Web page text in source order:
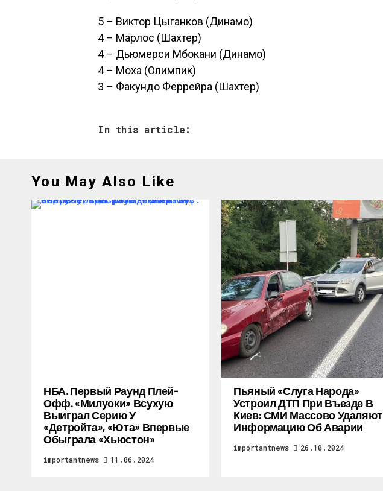
5 – Виктор Цыганков (Динамо)
4 – Марлос (Шахтер)
4 – Дьюмерси Мбокани (Динамо)
4 – Моха (Олимпик)
3 – Факундо Феррейра (Шахтер)
In this article:
You May Also Like
НБА. Первый Раунд Плей-
Офф. «Милуоки» Всухую
Выиграл Серию У
«Детройта», «Юта» Впервые
Обыграла «Хьюстон»
importantnews 11.06.2024
Пьяный «слуга Народа»
Устроил ДТП При Въезде В
Киев: СМИ Массово Удаляют
Информацию Об Аварии
importantnews 26.10.2024